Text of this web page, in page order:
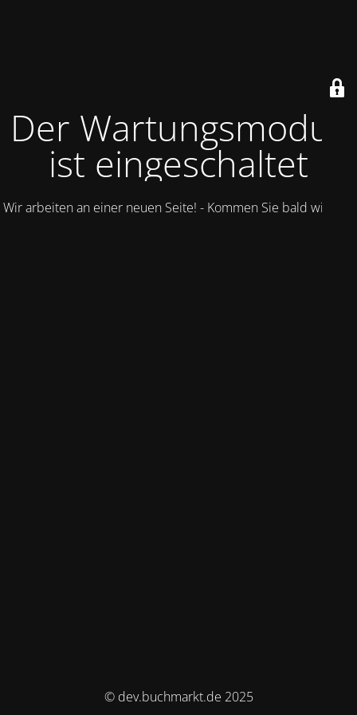
Der Wartungsmodus
ist eingeschaltet
Wir arbeiten an einer neuen Seite! - Kommen Sie bald wieder.
© dev.buchmarkt.de 2025